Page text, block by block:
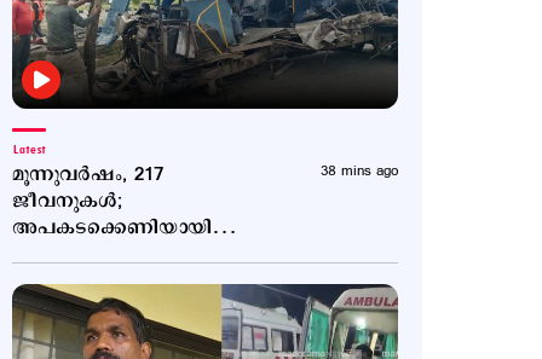
Latest
മൂന്നുവർഷം, 217
ജീവനുകൾ;
അപകടക്കെണിയായി
എക്സ്പ്രസ് ഹൈവേ
38 mins ago